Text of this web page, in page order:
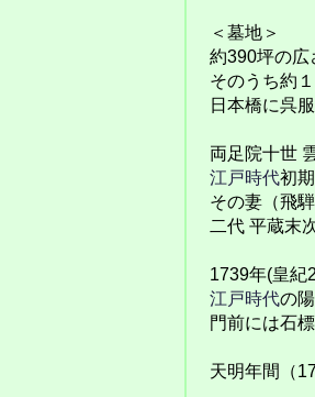
＜墓地＞
約390坪の広
そのうち約１
日本橋に呉服
両足院十世
江戸時代初
その妻（飛騨
二代 平蔵末
1739年(皇紀
江戸時代の
門前には石
天明年間（